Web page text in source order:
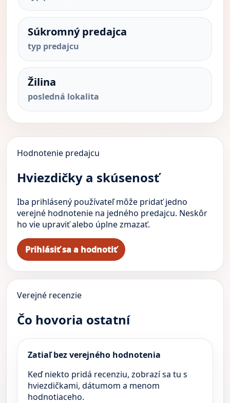
Súkromný predajca
typ predajcu
Žilina
posledná lokalita
Hodnotenie predajcu
Hviezdičky a skúsenosť
Iba prihlásený používateľ môže pridať jedno
verejné hodnotenie na jedného predajcu. Neskôr
ho vie upraviť alebo úplne zmazať.
Prihlásiť sa a hodnotiť
Verejné recenzie
Čo hovoria ostatní
Zatiaľ bez verejného hodnotenia
Keď niekto pridá recenziu, zobrazí sa tu s
hviezdičkami, dátumom a menom
hodnotiaceho.